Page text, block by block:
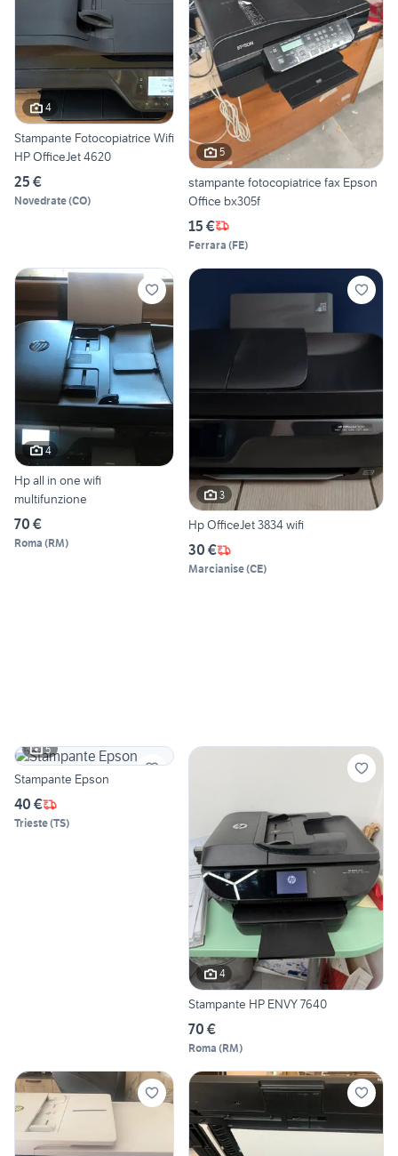
4
Stampante Fotocopiatrice Wifi
HP OfficeJet 4620
25 €
Novedrate(CO)
5
stampante fotocopiatrice fax Epson
Office bx305f
15 €
Ferrara (FE)
4
Hp all in one wifi
multifunzione
70 €
Roma (RM)
3
Hp OfficeJet 3834 wifi
30 €
Marcianise(CE)
5
Stampante Epson
40 €
Trieste(TS)
4
Stampante HP ENVY 7640
70 €
Roma (RM)